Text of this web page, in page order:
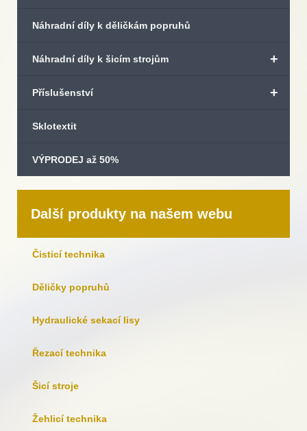
Náhradní díly k děličkám popruhů
+
Náhradní díly k šicím strojům
+
Příslušenství
Sklotextit
VÝPRODEJ až 50%
Další produkty na našem webu
Čisticí technika
Děličky popruhů
Hydraulické sekací lisy
Řezací technika
Šicí stroje
Žehlicí technika